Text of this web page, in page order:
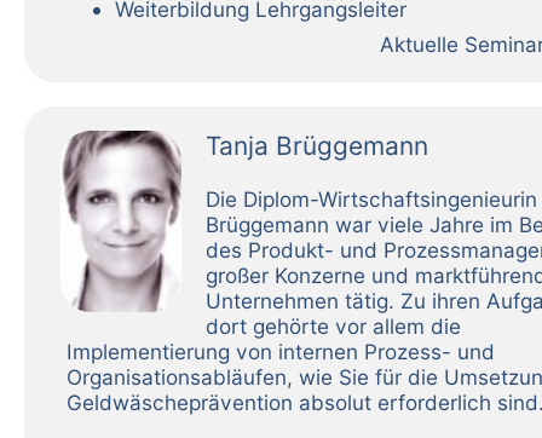
Weiterbildung Lehrgangsleiter
Aktuelle
Tanja Brüggemann
Die Diplom-Wirtschaftsingenieurin
Brüggemann war viele Jahre im
des Produkt- und
großer Konzerne und
Unternehmen tätig. Zu ihren
dort gehörte vor allem die
Implementierung von internen Prozess- und
Organisationsabläufen, wie Sie für die
Geldwäscheprävention absolut erforderlich